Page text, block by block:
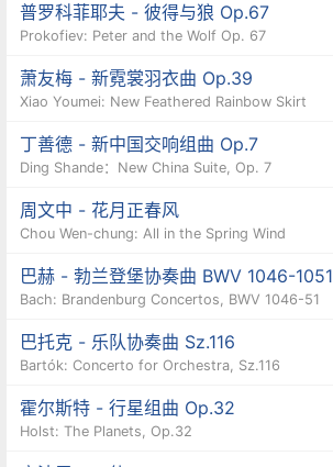
普罗科菲耶夫 - 彼得与狼 Op.67
Prokofiev: Peter and the Wolf Op. 67
萧友梅 - 新霓裳羽衣曲 Op.39
Xiao Youmei: New Feathered Rainbow Skirt
丁善德 - 新中国交响组曲 Op.7
Ding Shande：New China Suite, Op. 7
周文中 - 花月正春风
Chou Wen-chung: All in the Spring Wind
巴赫 - 勃兰登堡协奏曲 BWV 1046-1051
Bach: Brandenburg Concertos, BWV 1046-51
巴托克 - 乐队协奏曲 Sz.116
Bartók: Concerto for Orchestra, Sz.116
霍尔斯特 - 行星组曲 Op.32
Holst: The Planets, Op.32